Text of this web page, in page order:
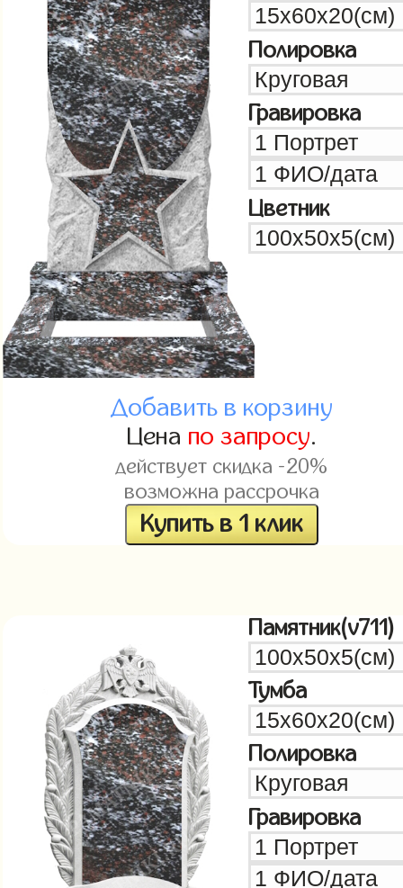
Полировка
Гравировка
Цветник
Добавить в корзину
Цена по запросу.
действует скидка -20%
возможна рассрочка
Купить в 1 клик
Памятник(v711)
Тумба
Полировка
Гравировка